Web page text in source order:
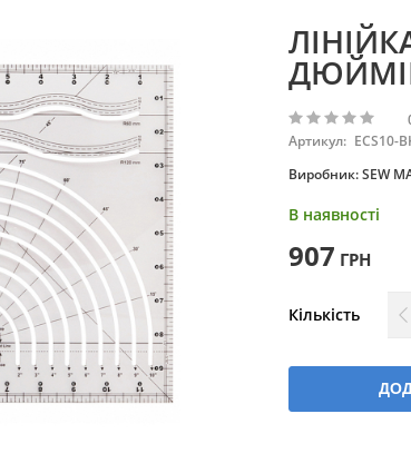
Артикул: ECS10-
Виробник:SEW
В наявності
907 ГРН
Кількість